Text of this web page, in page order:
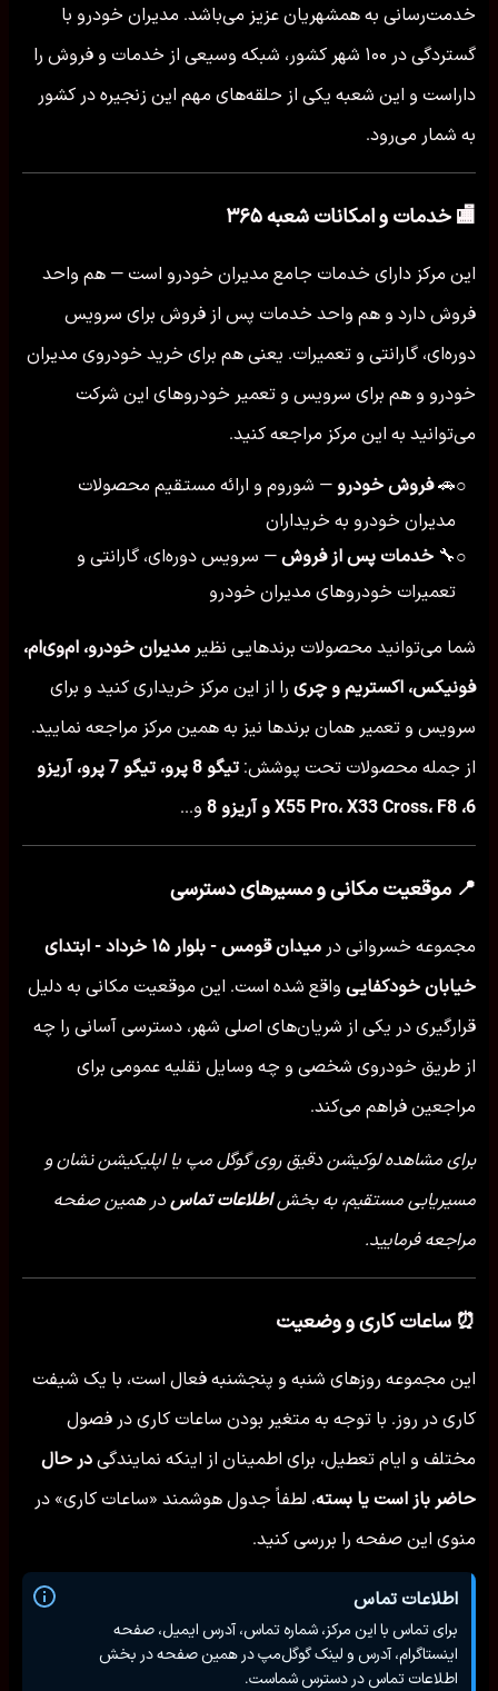
خدمت‌رسانی به همشهریان عزیز می‌باشد. مدیران خودرو با
گستردگی در ۱۰۰ شهر کشور، شبکه وسیعی از خدمات و فروش را
داراست و این شعبه یکی از حلقه‌های مهم این زنجیره در کشور
به شمار می‌رود.
🏬 خدمات و امکانات شعبه ۳۶۵
این مرکز دارای خدمات جامع مدیران خودرو است — هم واحد
فروش دارد و هم واحد خدمات پس از فروش برای سرویس
دوره‌ای، گارانتی و تعمیرات. یعنی هم برای خرید خودروی مدیران
خودرو و هم برای سرویس و تعمیر خودروهای این شرکت
می‌توانید به این مرکز مراجعه کنید.
○
🚗فروش خودرو — شوروم و ارائه مستقیم محصولات
مدیران خودرو به خریداران
○
🔧 خدمات پس از فروش — سرویس دوره‌ای، گارانتی و
تعمیرات خودروهای مدیران خودرو
شما می‌توانید محصولات برندهایی نظیر مدیران خودرو، ام‌وی‌ام،
فونیکس، اکستریم و چری را از این مرکز خریداری کنید و برای
سرویس و تعمیر همان برندها نیز به همین مرکز مراجعه نمایید.
از جمله محصولات تحت پوشش:
تیگو 8 پرو، تیگو 7 پرو، آریزو
6، X55 Pro، X33 Cross، F8 و آریزو 8
و...
📍 موقعیت مکانی و مسیرهای دسترسی
مجموعه خسروانی در
میدان قومس - بلوار ۱۵ خرداد - ابتدای
خیابان خودکفایی واقع شده است. این موقعیت مکانی به دلیل
قرارگیری در یکی از شریان‌های اصلی شهر، دسترسی آسانی را چه
از طریق خودروی شخصی و چه وسایل نقلیه عمومی برای
مراجعین فراهم می‌کند.
برای مشاهده لوکیشن دقیق روی گوگل مپ یا اپلیکیشن نشان و
مسیریابی مستقیم، به بخشاطلاعات تماس در همین صفحه
مراجعه فرمایید.
⏰ ساعات کاری و وضعیت
این مجموعه روزهای شنبه و پنجشنبه فعال است، با یک شیفت
کاری در روز. با توجه به متغیر بودن ساعات کاری در فصول
مختلف و ایام تعطیل، برای اطمینان از اینکه نمایندگی در حال
حاضر باز است یا بسته، لطفاً جدول هوشمند «ساعات کاری» در
منوی این صفحه را بررسی کنید.
اطلاعات تماس
برای تماس با این مرکز، شماره تماس، آدرس ایمیل، صفحه
اینستاگرام، آدرس و لینک گوگل‌مپ در همین صفحه در بخش
اطلاعات تماس در دسترس شماست.